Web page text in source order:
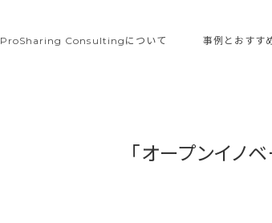
ProSharing Consultingについて 事例とおすす
「オープンイノ